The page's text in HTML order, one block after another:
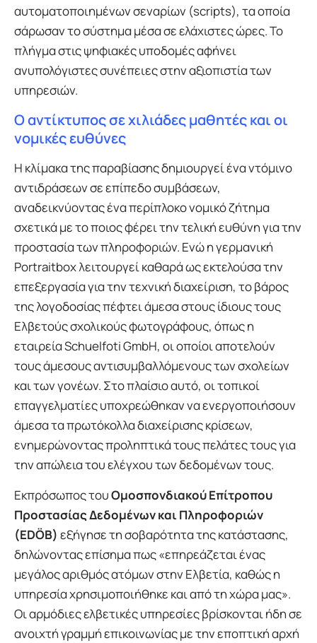
αυτοματοποιημένων σεναρίων (scripts), τα οποία
σάρωσαν το σύστημα μέσα σε ελάχιστες ώρες. Το
πλήγμα στις ψηφιακές υποδομές αφήνει
ανυπολόγιστες συνέπειες στην αξιοπιστία των
υπηρεσιών.
Ο αντίκτυπος σε χιλιάδες μαθητές και οι
νομικές ευθύνες
Η κλίμακα της παραβίασης δημιουργεί ένα ντόμινο
αντιδράσεων σε επίπεδο συμβάσεων,
αναδεικνύοντας ένα περίπλοκο νομικό ζήτημα
σχετικά με το ποιος φέρει την τελική ευθύνη για την
προστασία των πληροφοριών. Ενώ η γερμανική
Portraitbox λειτουργεί καθαρά ως εκτελούσα την
επεξεργασία για την τεχνική διαχείριση, το βάρος
της λογοδοσίας πέφτει άμεσα στους ίδιους τους
Ελβετούς σχολικούς φωτογράφους, όπως η
εταιρεία Schuelfoti GmbH, οι οποίοι αποτελούν
τους άμεσους αντισυμβαλλόμενους των σχολείων
και των γονέων. Στο πλαίσιο αυτό, οι τοπικοί
επαγγελματίες υποχρεώθηκαν να ενεργοποιήσουν
άμεσα τα πρωτόκολλα διαχείρισης κρίσεων,
ενημερώνοντας προληπτικά τους πελάτες τους για
την απώλεια του ελέγχου των δεδομένων τους.
Εκπρόσωπος τουΟμοσπονδιακού Επίτροπου
Προστασίας Δεδομένων και Πληροφοριών
(EDÖB) εξήγησε τη σοβαρότητα της κατάστασης,
δηλώνοντας επίσημα πως «επηρεάζεται ένας
μεγάλος αριθμός ατόμων στην Ελβετία, καθώς η
υπηρεσία χρησιμοποιήθηκε και από τη χώρα μας».
Οι αρμόδιες ελβετικές υπηρεσίες βρίσκονται ήδη σε
ανοιχτή γραμμή επικοινωνίας με την εποπτική αρχή